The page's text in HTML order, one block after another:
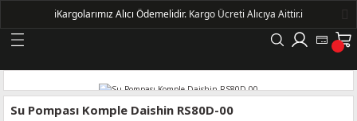
Geri Dön
Su Pompası Komple Daishin RS80D-00
ℹ️Kargolarımız Alıcı Ödemelidir. Kargo Ücreti Alıcıya Aittir.ℹ️